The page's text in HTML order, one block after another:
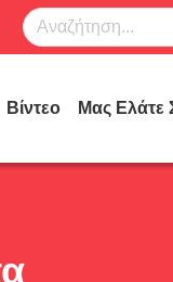
Βίντεο